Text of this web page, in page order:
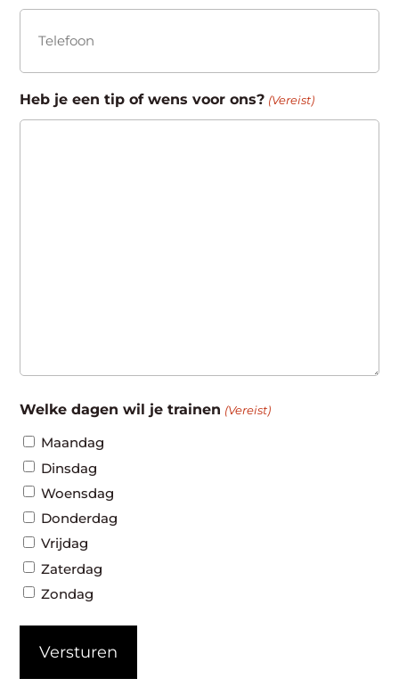
Heb je een tip of wens voor ons? (Vereist)
Welke dagen wil je trainen (Vereist)
Maandag
Dinsdag
Woensdag
Donderdag
Vrijdag
Zaterdag
Zondag